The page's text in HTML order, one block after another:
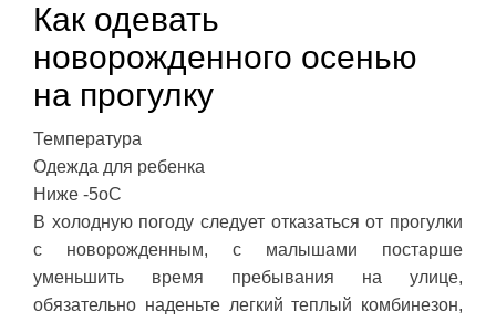
Как одевать
новорожденного осенью
на прогулку
Температура
Одежда для ребенка
Ниже -5оС
В холодную погоду следует отказаться от прогулки
с новорожденным, с малышами постарше
уменьшить время пребывания на улице,
обязательно наденьте легкий теплый комбинезон,